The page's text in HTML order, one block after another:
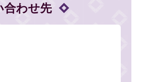
合わせ先